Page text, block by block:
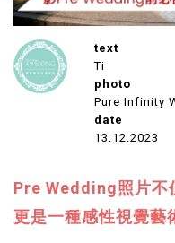
text
Ti
photo
Pure Infinity
date
13.12.2023
Pre Wedding照片不
更是一種感性視覺藝